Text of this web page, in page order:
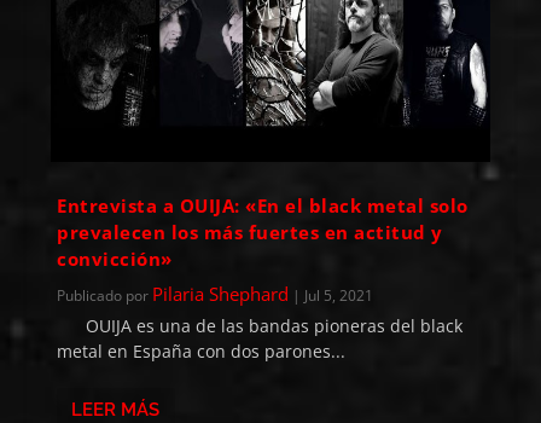
Entrevista a OUIJA: «En el black metal solo
prevalecen los más fuertes en actitud y
convicción»
Publicado por Pilaria Shephard | Jul 5, 2021
OUIJA es una de las bandas pioneras del black
metal en España con dos parones...
LEER MÁS